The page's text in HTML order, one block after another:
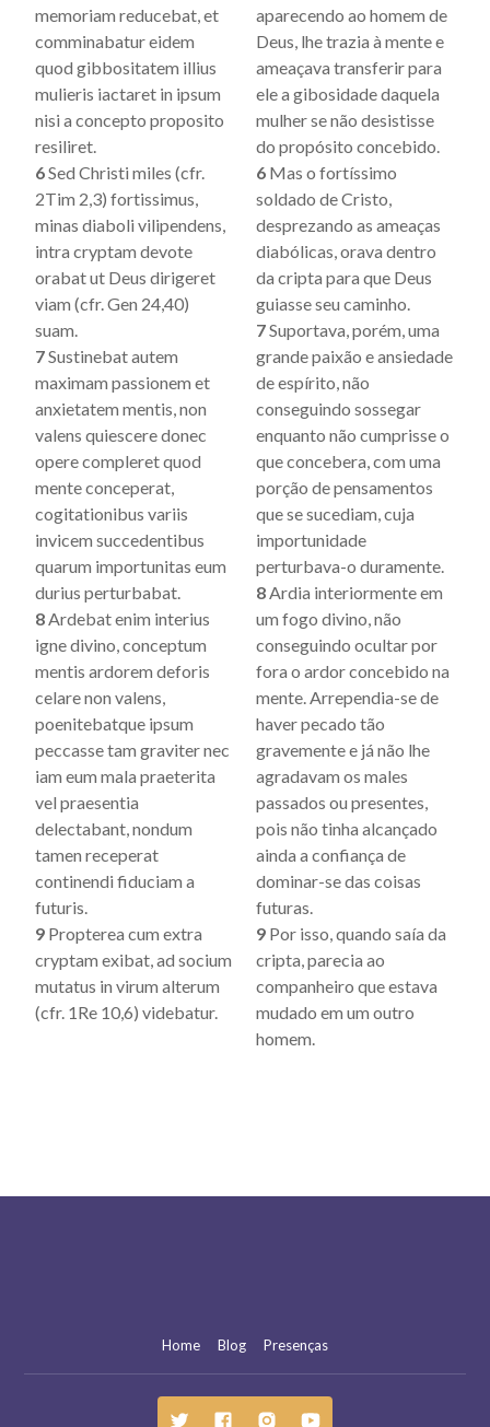
memoriam reducebat, et
comminabatur eidem
quod gibbositatem illius
mulieris iactaret in ipsum
nisi a concepto proposito
resiliret.
6Sed Christi miles (cfr.
2Tim 2,3) fortissimus,
minas diaboli vilipendens,
intra cryptam devote
orabat ut Deus dirigeret
viam (cfr. Gen 24,40)
suam.
7Sustinebat autem
maximam passionem et
anxietatem mentis, non
valens quiescere donec
opere compleret quod
mente conceperat,
cogitationibus variis
invicem succedentibus
quarum importunitas eum
durius perturbabat.
8Ardebat enim interius
igne divino, conceptum
mentis ardorem deforis
celare non valens,
poenitebatque ipsum
peccasse tam graviter nec
iam eum mala praeterita
vel praesentia
delectabant, nondum
tamen receperat
continendi fiduciam a
futuris.
9 Propterea cum extra
cryptam exibat, ad socium
mutatus in virum alterum
(cfr. 1Re 10,6) videbatur.
aparecendo ao homem de
Deus, lhe trazia à mente e
ameaçava transferir para
ele a gibosidade daquela
mulher se não desistisse
do propósito concebido.
6 Mas o fortíssimo
soldado de Cristo,
desprezando as ameaças
diabólicas, orava dentro
da cripta para que Deus
guiasse seu caminho.
7Suportava, porém, uma
grande paixão e ansiedade
de espírito, não
conseguindo sossegar
enquanto não cumprisse o
que concebera, com uma
porção de pensamentos
que se sucediam, cuja
importunidade
perturbava-o duramente.
8Ardia interiormente em
um fogo divino, não
conseguindo ocultar por
fora o ardor concebido na
mente. Arrependia-se de
haver pecado tão
gravemente e já não lhe
agradavam os males
passados ou presentes,
pois não tinha alcançado
ainda a confiança de
dominar-se das coisas
futuras.
9 Por isso, quando saía da
cripta, parecia ao
companheiro que estava
mudado em um outro
homem.
Home Blog Presenças